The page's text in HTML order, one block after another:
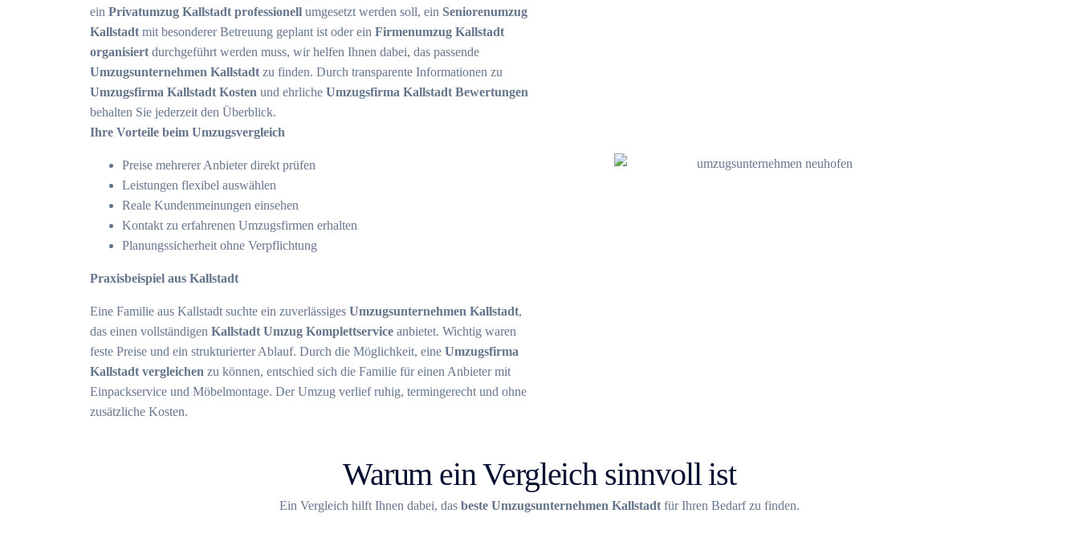
ein Privatumzug Kallstadt professionell umgesetzt werden soll, ein Seniorenumzug
Kallstadt mit besonderer Betreuung geplant ist oder ein Firmenumzug Kallstadt
organisiert durchgeführt werden muss, wir helfen Ihnen dabei, das passende
Umzugsunternehmen Kallstadt zu finden. Durch transparente Informationen zu
Umzugsfirma Kallstadt Kosten und ehrliche Umzugsfirma Kallstadt Bewertungen
behalten Sie jederzeit den Überblick.
Ihre Vorteile beim Umzugsvergleich
Preise mehrerer Anbieter direkt prüfen
Leistungen flexibel auswählen
Reale Kundenmeinungen einsehen
Kontakt zu erfahrenen Umzugsfirmen erhalten
Planungssicherheit ohne Verpflichtung
Praxisbeispiel aus Kallstadt
Eine Familie aus Kallstadt suchte ein zuverlässiges Umzugsunternehmen Kallstadt,
das einen vollständigen Kallstadt Umzug Komplettservice anbietet. Wichtig waren
feste Preise und ein strukturierter Ablauf. Durch die Möglichkeit, eine Umzugsfirma
Kallstadt vergleichen zu können, entschied sich die Familie für einen Anbieter mit
Einpackservice und Möbelmontage. Der Umzug verlief ruhig, termingerecht und ohne
zusätzliche Kosten.
Warum ein Vergleich sinnvoll ist
Ein Vergleich hilft Ihnen dabei, das beste Umzugsunternehmen Kallstadt für Ihren Bedarf zu finden.